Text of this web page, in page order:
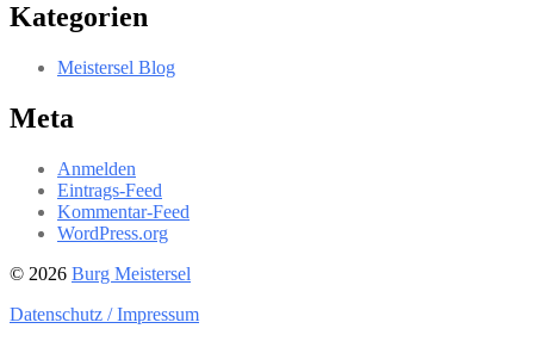
Kategorien
Meistersel Blog
Meta
Anmelden
Eintrags-Feed
Kommentar-Feed
WordPress.org
© 2026 Burg Meistersel
Datenschutz / Impressum